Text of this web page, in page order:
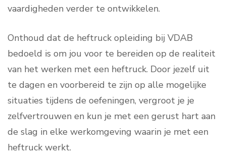
vaardigheden verder te ontwikkelen.
Onthoud dat de heftruck opleiding bij VDAB
bedoeld is om jou voor te bereiden op de realiteit
van het werken met een heftruck. Door jezelf uit
te dagen en voorbereid te zijn op alle mogelijke
situaties tijdens de oefeningen, vergroot je je
zelfvertrouwen en kun je met een gerust hart aan
de slag in elke werkomgeving waarin je met een
heftruck werkt.